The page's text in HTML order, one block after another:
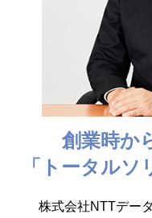
創業時か
「トータルソ
株式会社NTTデー